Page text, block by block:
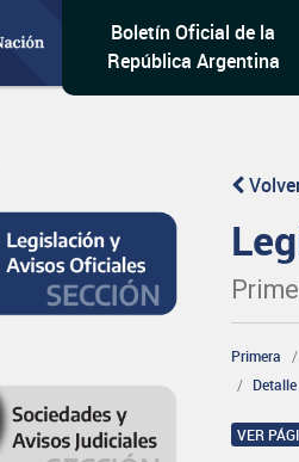
Boletín Oficial de la
República Argentina
Primera
Detalle
VER